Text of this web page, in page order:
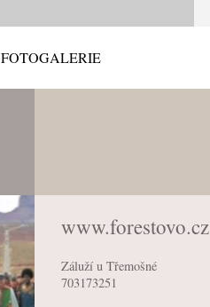
FOTOGALERIE
www.forestovo.cz
Záluží u Třemošné
703173251